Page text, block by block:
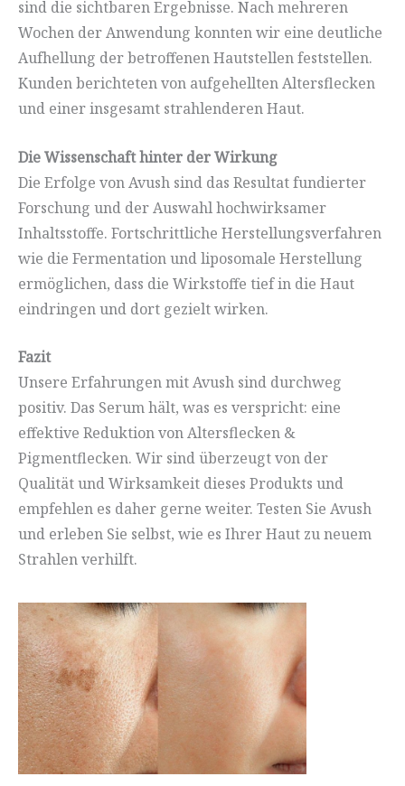
sind die sichtbaren Ergebnisse. Nach mehreren
Wochen der Anwendung konnten wir eine deutliche
Aufhellung der betroffenen Hautstellen feststellen.
Kunden berichteten von aufgehellten Altersflecken
und einer insgesamt strahlenderen Haut.
Die Wissenschaft hinter der Wirkung
Die Erfolge von Avush sind das Resultat fundierter
Forschung und der Auswahl hochwirksamer
Inhaltsstoffe. Fortschrittliche Herstellungsverfahren
wie die Fermentation und liposomale Herstellung
ermöglichen, dass die Wirkstoffe tief in die Haut
eindringen und dort gezielt wirken.
Fazit
Unsere Erfahrungen mit Avush sind durchweg
positiv. Das Serum hält, was es verspricht: eine
effektive Reduktion von Altersflecken &
Pigmentflecken. Wir sind überzeugt von der
Qualität und Wirksamkeit dieses Produkts und
empfehlen es daher gerne weiter. Testen Sie Avush
und erleben Sie selbst, wie es Ihrer Haut zu neuem
Strahlen verhilft.